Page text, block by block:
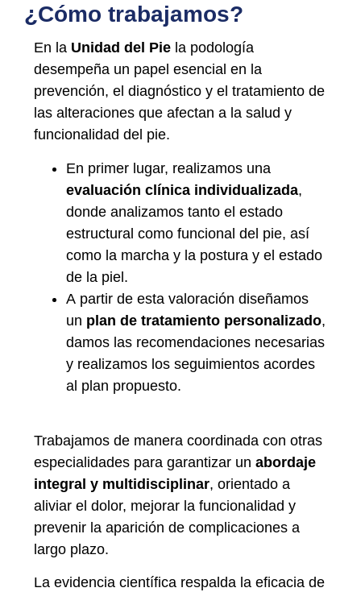
¿Cómo trabajamos?
En la Unidad del Pie la podología
desempeña un papel esencial en la
prevención, el diagnóstico y el tratamiento de
las alteraciones que afectan a la salud y
funcionalidad del pie.
En primer lugar, realizamos una
evaluación clínica individualizada,
donde analizamos tanto el estado
estructural como funcional del pie, así
como la marcha y la postura y el estado
de la piel.
A partir de esta valoración diseñamos
un plan de tratamiento personalizado,
damos las recomendaciones necesarias
y realizamos los seguimientos acordes
al plan propuesto.
Trabajamos de manera coordinada con otras
especialidades para garantizar un abordaje
integral y multidisciplinar, orientado a
aliviar el dolor, mejorar la funcionalidad y
prevenir la aparición de complicaciones a
largo plazo.
La evidencia científica respalda la eficacia de